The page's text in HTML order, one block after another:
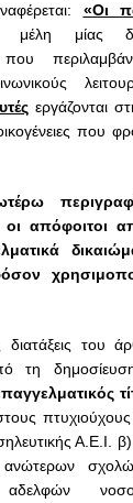
«Οι
μέλη μίας
εργάζονται
που
οι απόφοιτοι
διατάξεις του
τη
Α.Ε.Ι.
αδελφών